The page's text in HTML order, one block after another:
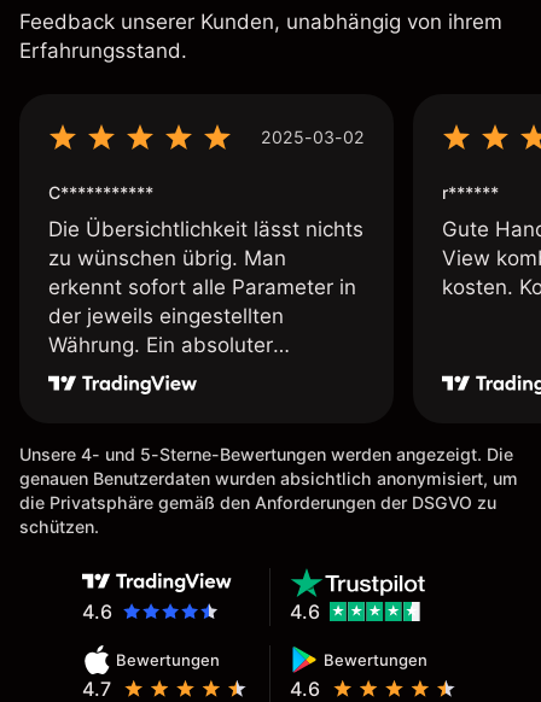
Feedback unserer Kunden, unabhängig von ihrem
Erfahrungsstand.
2025-03-02
C***********
Die Übersichtlichkeit lässt nichts
zu wünschen übrig. Man
erkennt sofort alle Parameter in
der jeweils eingestellten
Währung. Ein absoluter
Pluspunkt an dieser Stelle.
r******
Gute
View
kosten.
Unsere 4- und 5-Sterne-Bewertungen werden angezeigt. Die
genauen Benutzerdaten wurden absichtlich anonymisiert, um
die Privatsphäre gemäß den Anforderungen der DSGVO zu
schützen.
4.6
Bewertungen
4.7
Bewertungen
4.6
4.6